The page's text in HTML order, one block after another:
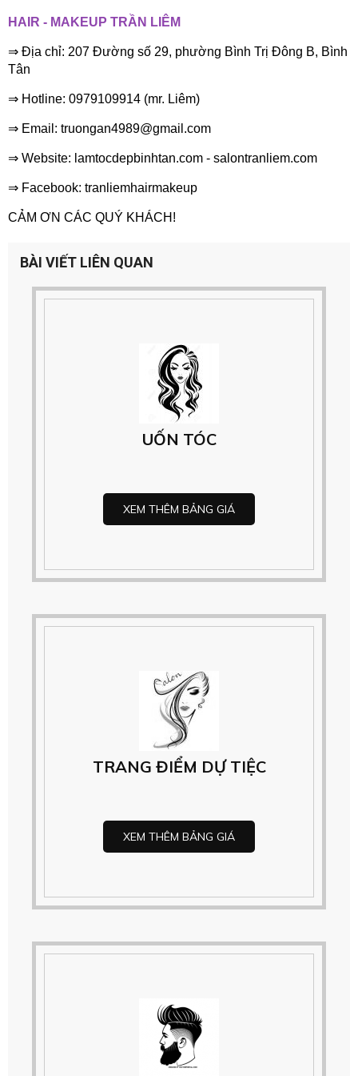
HAIR - MAKEUP TRẦN LIÊM
⇒ Địa chỉ: 207 Đường số 29, phường Bình Trị Đông B, Bình
Tân
⇒ Hotline: 0979109914 (mr. Liêm)
⇒ Email: truongan4989@gmail.com
⇒ Website: lamtocdepbinhtan.com - salontranliem.com
⇒ Facebook: tranliemhairmakeup
CẢM ƠN CÁC QUÝ KHÁCH!
BÀI VIẾT LIÊN QUAN
UỐN TÓC
XEM THÊM BẢNG GIÁ
TRANG ĐIỂM DỰ TIỆC
XEM THÊM BẢNG GIÁ